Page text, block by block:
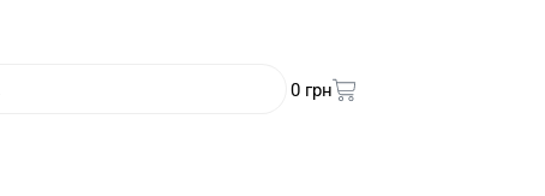
0 грн